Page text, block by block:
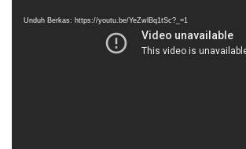
Unduh Berkas: https://youtu.be/YeZwlBq1tSc?_=1